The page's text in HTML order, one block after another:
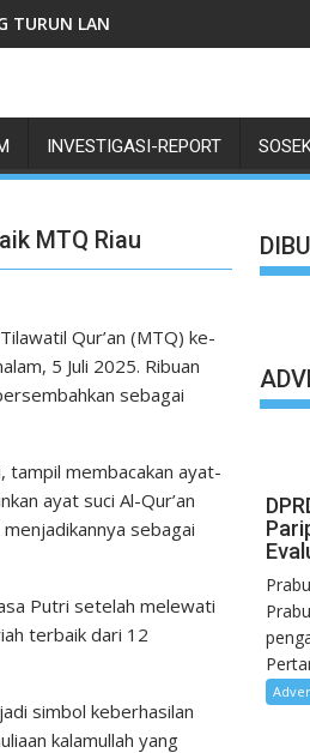
SURVEI LAHAN
Wujud Sinergi dan
INVESTIGASI-REPORT
MTQ Riau
Qur’an (MTQ) ke-
5 Juli 2025. Ribuan
sebagai
tampil membacakan ayat-
ayat suci Al-Qur’an
sebagai
Putri setelah melewati
terbaik dari 12
simbol keberhasilan
kalamullah yang